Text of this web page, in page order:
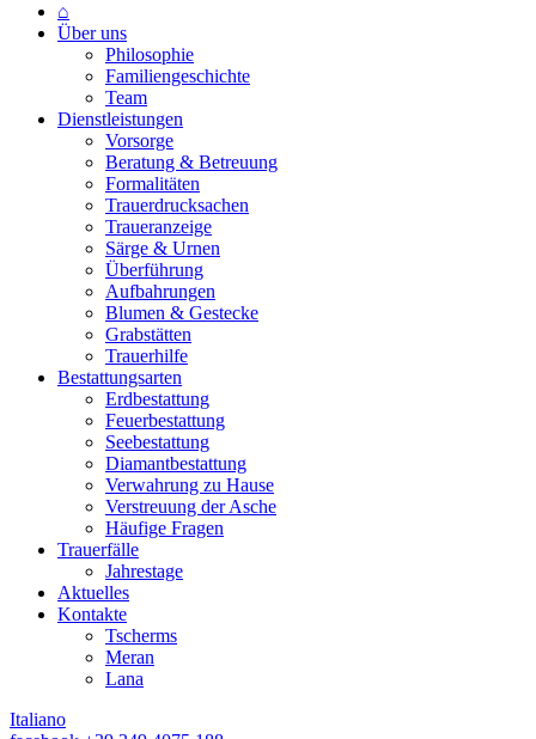
⌂
Über uns
Philosophie
Familiengeschichte
Team
Dienstleistungen
Vorsorge
Beratung & Betreuung
Formalitäten
Trauerdrucksachen
Traueranzeige
Särge & Urnen
Überführung
Aufbahrungen
Blumen & Gestecke
Grabstätten
Trauerhilfe
Bestattungsarten
Erdbestattung
Feuerbestattung
Seebestattung
Diamantbestattung
Verwahrung zu Hause
Verstreuung der Asche
Häufige Fragen
Trauerfälle
Jahrestage
Aktuelles
Kontakte
Tscherms
Meran
Lana
Italiano